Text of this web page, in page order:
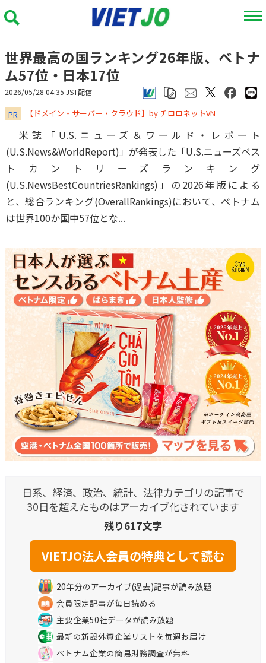
世界最高の国ランキング26年版、ベトナ
ム57位・日本17位
2026/05/28 04:35 JST配信
PR ​​​​​​​【ドメイン・サーバー・クラウド】by チロロネットVN
米誌「U.S.ニューズ＆ワールド・レポート
(U.S.News&WorldReport)」が発表した「U.S.ニューズベス
トカントリーズランキング
(U.S.NewsBestCountriesRankings)」の2026年版による
と、総合ランキング(OverallRankings)において、ベトナム
は世界100か国中57位とな...
日系、経済、政治、統計、法律カテゴリの記事で
30日を超えたものはアーカイブ化されています
残り617文字
20年分のアーカイブ(過去)記事が読み放題
会員限定記事が毎日読める
主要企業50社データが読み放題
最新の新設外資企業リストを毎週お届け
ベトナム企業の簡易財務調査が無料